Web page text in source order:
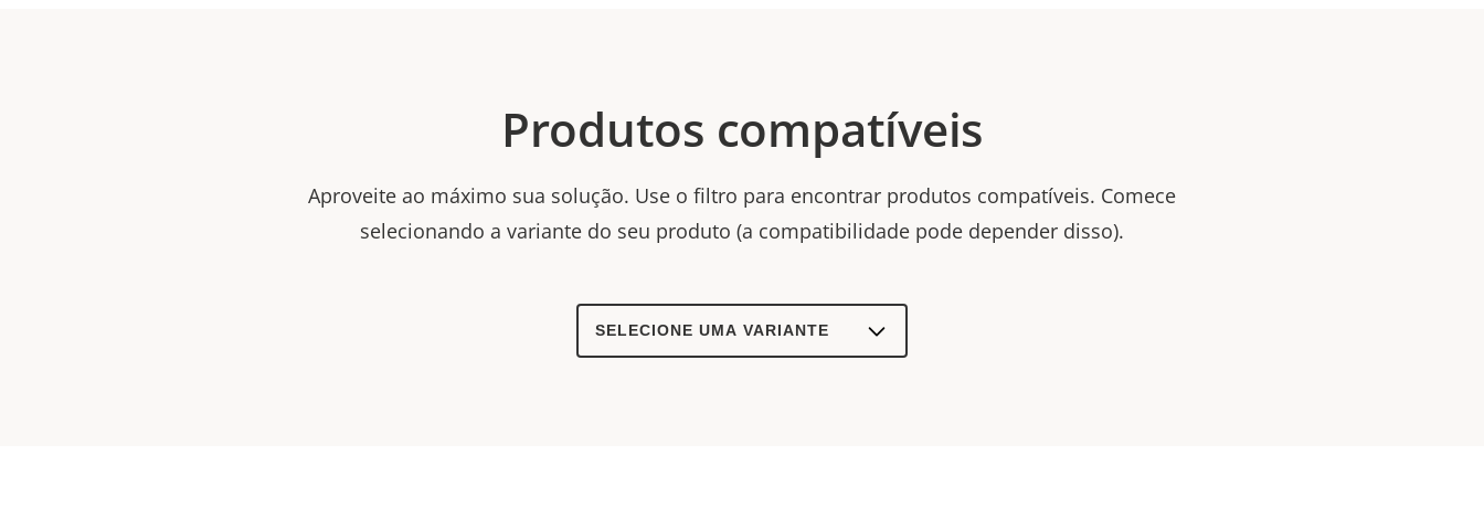
Produtos compatíveis
Aproveite ao máximo sua solução. Use o filtro para encontrar produtos compatíveis. Comece
selecionando a variante do seu produto (a compatibilidade pode depender disso).
Select
product